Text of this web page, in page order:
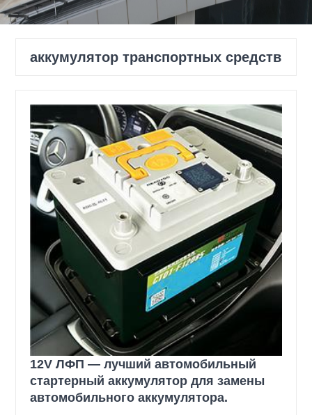
аккумулятор транспортных средств
12V ЛФП — лучший автомобильный
стартерный аккумулятор для замены
автомобильного аккумулятора.